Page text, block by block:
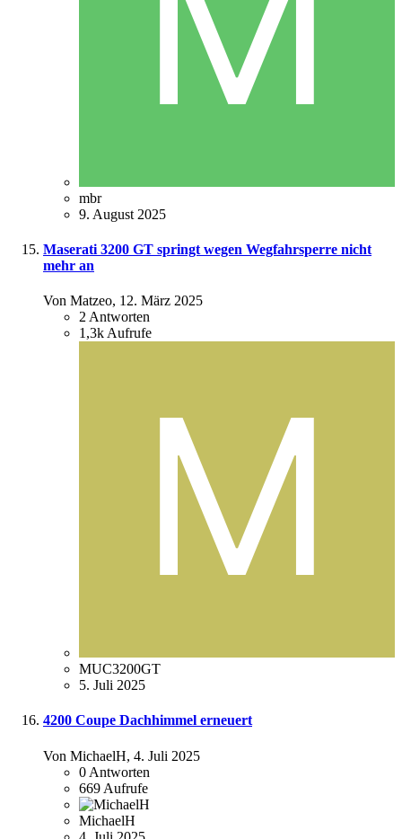
mbr
9. August 2025
Maserati 3200 GT springt wegen Wegfahrsperre nicht
mehr an
Von Matzeo, 12. März 2025
2 Antworten
1,3k Aufrufe
MUC3200GT
5. Juli 2025
4200 Coupe Dachhimmel erneuert
Von MichaelH, 4. Juli 2025
0 Antworten
669 Aufrufe
MichaelH